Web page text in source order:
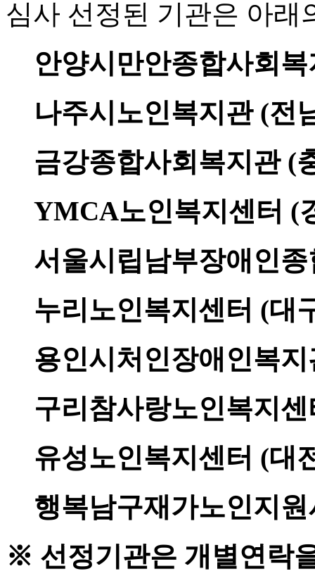
심사 선정된 기관은 아래
안양시만안종합사회
나주시노인복지관 (전
금강종합사회복지관 (
YMCA노인복지센터 (
서울시립남부장애인
누리노인복지센터 (대
용인시처인장애인복
구리참사랑노인복지
유성노인복지센터 (대
행복남구재가노인지
※ 선정기관은 개별연락